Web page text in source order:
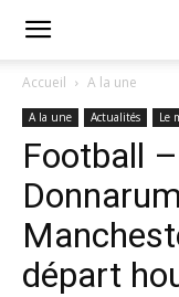
Accueil A la une
A la une Actualités Le
Football
départ